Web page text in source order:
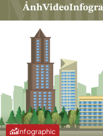
ẢnhVideo
Infographic